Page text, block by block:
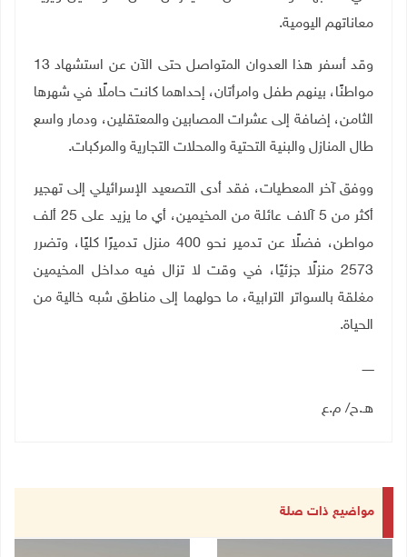
معاناتهم اليومية.
وقد أسفر هذا العدوان المتواصل حتى الآن عن استشهاد 13
مواطنًا، بينهم طفل وامرأتان، إحداهما كانت حاملًا في شهرها
الثامن، إضافة إلى عشرات المصابين والمعتقلين، ودمار واسع
طال المنازل والبنية التحتية والمحلات التجارية والمركبات.
ووفق آخر المعطيات، فقد أدى التصعيد الإسرائيلي إلى تهجير
أكثر من 5 آلاف عائلة من المخيمين، أي ما يزيد على 25 ألف
مواطن، فضلًا عن تدمير نحو 400 منزل تدميرًا كليًا، وتضرر
2573 منزلًا جزئيًا، في وقت لا تزال فيه مداخل المخيمين
مغلقة بالسواتر الترابية، ما حولهما إلى مناطق شبه خالية من
الحياة.
ــــــ
هـ.ح/ م.ع
مواضيع ذات صلة